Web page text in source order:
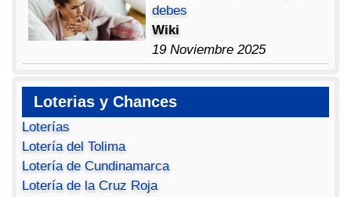
debes
Wiki
19 Noviembre 2025
Loterias y Chances
Loterías
Lotería del Tolima
Lotería de Cundinamarca
Lotería de la Cruz Roja